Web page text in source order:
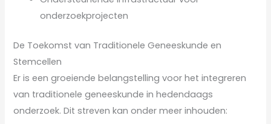
onderzoekprojecten
De Toekomst van Traditionele Geneeskunde en
Stemcellen
Er is een groeiende belangstelling voor het integreren
van traditionele geneeskunde in hedendaags
onderzoek. Dit streven kan onder meer inhouden: